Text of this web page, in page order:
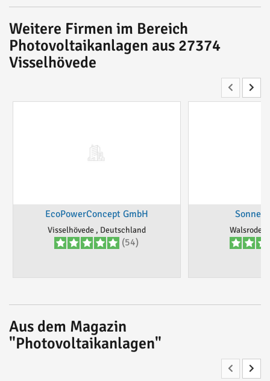
Weitere Firmen im Bereich
Photovoltaikanlagen aus 27374
Visselhövede
EcoPowerConcept GmbH
Visselhövede , Deutschland
(54)
Walsrode ,
Aus dem Magazin
"Photovoltaikanlagen"